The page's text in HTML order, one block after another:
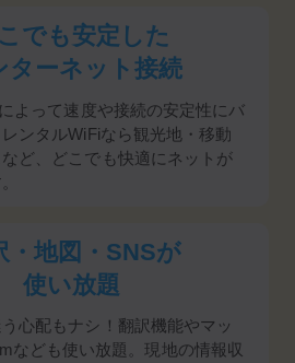
でも安定した
ターネット接続
よって速度や接続の安定性にバ
ンタルWiFiなら観光地・移動
ど、どこでも快適にネットが
・地図・SNSが
使い放題
心配もナシ！翻訳機能やマッ
なども使い放題。現地の情報収